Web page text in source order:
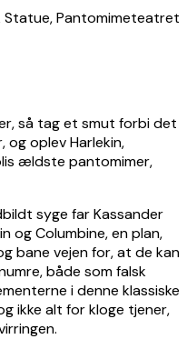
så tag et smut forbi det
og oplev Harlekin,
ældste pantomimer,
syge far Kassander
og Columbine, en plan,
bane vejen for, at de kan
både som falsk
i denne klassiske
ikke alt for kloge tjener,